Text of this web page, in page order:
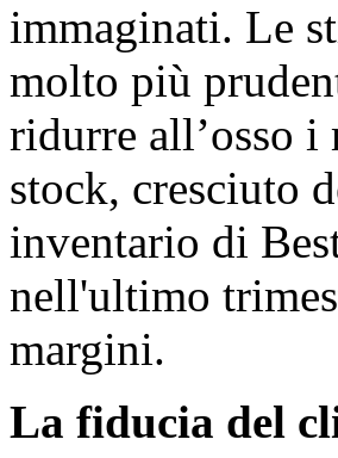
immaginati. Le
molto più
ridurre all’osso
stock, cresciuto
inventario di
nell'ultimo
margini.
La fiducia del